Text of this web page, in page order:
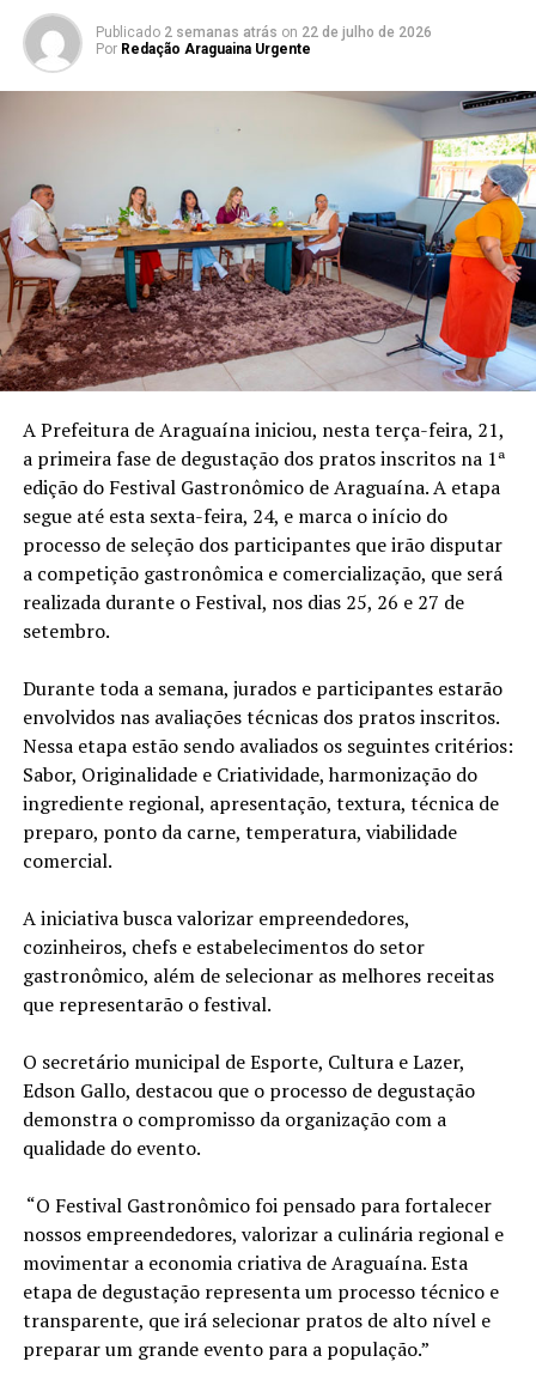
Publicado 2 semanas atrás on 22 de julho de 2026
Por Redação Araguaina Urgente
A Prefeitura de Araguaína iniciou, nesta terça-feira, 21,
a primeira fase de degustação dos pratos inscritos na 1ª
edição do Festival Gastronômico de Araguaína. A etapa
segue até esta sexta-feira, 24, e marca o início do
processo de seleção dos participantes que irão disputar
a competição gastronômica e comercialização, que será
realizada durante o Festival, nos dias 25, 26 e 27 de
setembro.
Durante toda a semana, jurados e participantes estarão
envolvidos nas avaliações técnicas dos pratos inscritos.
Nessa etapa estão sendo avaliados os seguintes critérios:
Sabor, Originalidade e Criatividade, harmonização do
ingrediente regional, apresentação, textura, técnica de
preparo, ponto da carne, temperatura, viabilidade
comercial.
A iniciativa busca valorizar empreendedores,
cozinheiros, chefs e estabelecimentos do setor
gastronômico, além de selecionar as melhores receitas
que representarão o festival.
O secretário municipal de Esporte, Cultura e Lazer,
Edson Gallo, destacou que o processo de degustação
demonstra o compromisso da organização com a
qualidade do evento.
“O Festival Gastronômico foi pensado para fortalecer
nossos empreendedores, valorizar a culinária regional e
movimentar a economia criativa de Araguaína. Esta
etapa de degustação representa um processo técnico e
transparente, que irá selecionar pratos de alto nível e
preparar um grande evento para a população.”